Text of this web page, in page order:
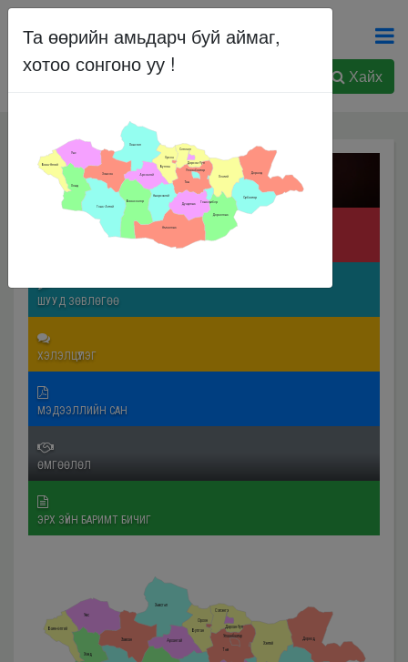
Хайх
ЭРХ ЗҮЙН ХӨТӨЧ
ШУУД ЗӨВЛӨГӨӨ
ХЭЛЭЛЦҮҮЛЭГ
МЭДЭЭЛЛИЙН САН
ӨМГӨӨЛӨЛ
ЭРХ ЗҮЙН БАРИМТ БИЧИГ
Дорнод
Хэнтий
Төв
Сэлэнгэ
Дархан-Уул
Булган
Архангай
Хөвсгөл
Завхан
Ховд
Увс
Улаанбаатар
Орхон
Баян-Өлгий
Та өөрийн амьдарч буй аймаг,
хотоо сонгоно уу !
Дорнод
Сүхбаатар
Хэнтий
Төв
Сэлэнгэ
Дорноговь
Дархан-Уул
Булган
Архангай
Хөвсгөл
Завхан
Говь-Алтай
Дундговь
Ховд
Увс
Өмнөговь
Улаанбаатар
Баян-Өлгий
Говьсүмбэр
Өвөрхангай
Баянхонгор